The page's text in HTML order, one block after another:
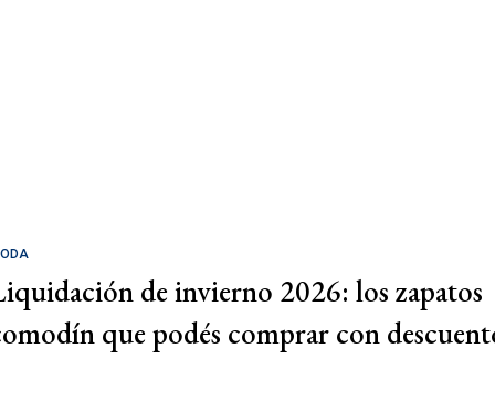
de invierno 2026: los zapatos
que podés comprar con